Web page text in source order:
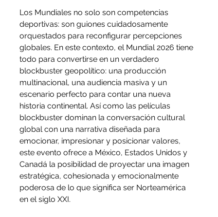
Los Mundiales no solo son competencias
deportivas: son guiones cuidadosamente
orquestados para reconfigurar percepciones
globales. En este contexto, el Mundial 2026 tiene
todo para convertirse en un verdadero
blockbuster geopolítico: una producción
multinacional, una audiencia masiva y un
escenario perfecto para contar una nueva
historia continental. Así como las películas
blockbuster dominan la conversación cultural
global con una narrativa diseñada para
emocionar, impresionar y posicionar valores,
este evento ofrece a México, Estados Unidos y
Canadá la posibilidad de proyectar una imagen
estratégica, cohesionada y emocionalmente
poderosa de lo que significa ser Norteamérica
en el siglo XXI.